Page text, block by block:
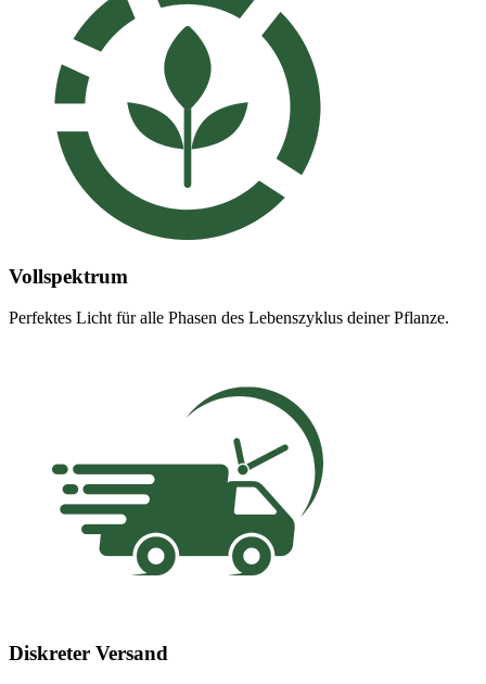
Vollspektrum
Perfektes Licht für alle Phasen des Lebenszyklus deiner Pflanze.
Diskreter Versand